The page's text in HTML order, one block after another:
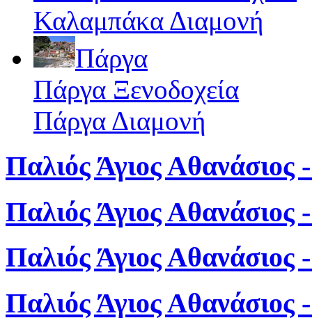
Καλαμπάκα Διαμονή
Πάργα
Πάργα Ξενοδοχεία
Πάργα Διαμονή
Παλιός Άγιος Αθανάσιος
Παλιός Άγιος Αθανάσιος
Παλιός Άγιος Αθανάσιος
Παλιός Άγιος Αθανάσιος